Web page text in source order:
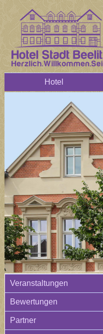
Hotel
Veranstaltungen
Bewertungen
Partner